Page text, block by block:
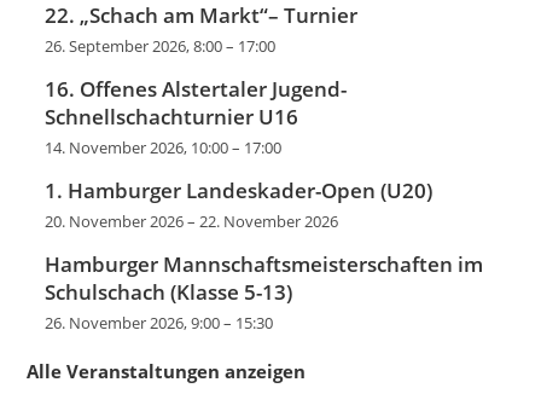
22. „Schach am Markt“– Turnier
26. September 2026, 8:00– 17:00
16. Offenes Alstertaler Jugend-
Schnellschachturnier U16
14. November 2026, 10:00– 17:00
1. Hamburger Landeskader-Open (U20)
20. November 2026–22. November 2026
Hamburger Mannschaftsmeisterschaften im
Schulschach (Klasse 5-13)
26. November 2026, 9:00– 15:30
Alle Veranstaltungen anzeigen